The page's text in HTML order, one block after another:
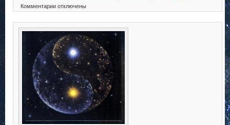
Комментариик
записи
Галактический
Календарь
на
27.03.2015
отключены